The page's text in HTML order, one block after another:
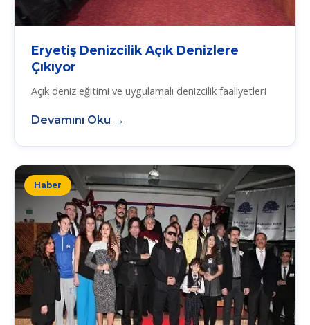
Eryetiş Denizcilik Açık Denizlere
Çıkıyor
Açık deniz eğitimi ve uygulamalı denizcilik faaliyetleri
Devamını Oku →
Haber